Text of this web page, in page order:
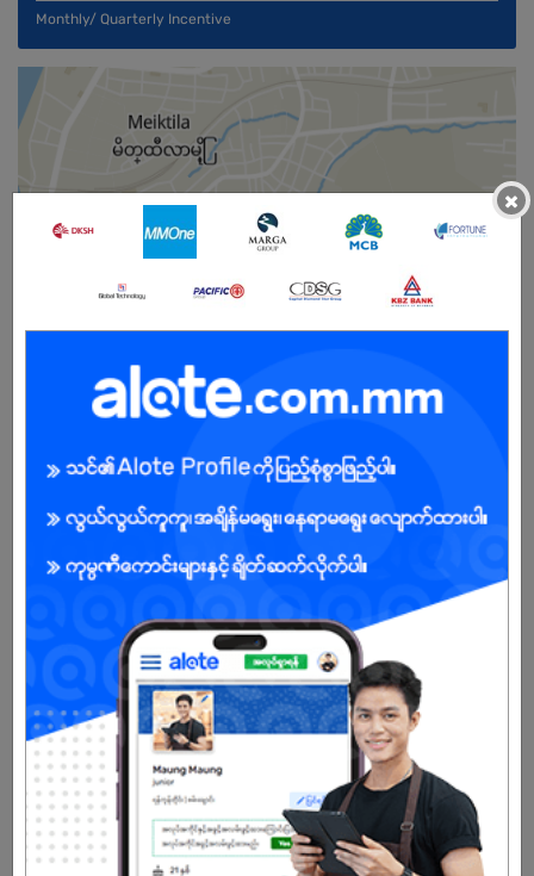
Monthly/ Quarterly Incentive
Open To : Male/Female
About Our Company
DKSH’s purpose is to enrich people’s lives. For nearly 160 years,
we have been marketing, selling, and distributing high-quality
products and brands for multinational and Fortune 500
companies. Through our Business Units Consumer Goods,
Healthcare, Performance Materials, and Technology, we deliver
sustainable growth for our partners. We contribute to improving
the quality of life for our employees and people in the local
communities in which we operate. Headquartered in Switzerland,
DKSH is publicly listed and operates in 36 markets across Asia
Pacific, Europe, and North America. We employ over 29,000
specialists and produced net sales of CHF 11.1 billion in 2023.
Already Expired
×